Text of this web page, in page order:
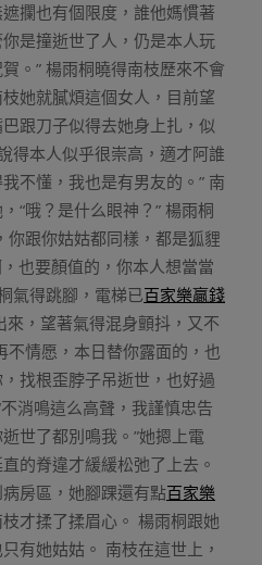
攔也有個限度，誰他媽慣著
是撞逝世了人，仍是本人玩
。” 楊雨桐曉得南枝歷來不會
她就膩煩這個女人，目前望
跟刀子似得去她身上扎，似
得本人似乎很崇高，適才阿誰
不懂，我也是有男友的。” 南
“哦？是什么眼神？” 楊雨桐
你跟你姑姑都同樣，都是狐貍
也要顏值的，你本人想當當
氣得跳腳，電梯已百家樂贏錢
來，望著氣得混身顫抖，又不
不情愿，本日替你露面的，也
找根歪脖子吊逝世，也好過
不消鳴這么高聲，我謹慎忠告
世了都別鳴我。”她摁上電
的脊違才緩緩松弛了上去。
房區，她腳踝還有點百家樂
才揉了揉眉心。 楊雨桐跟她
有她姑姑。 南枝在這世上，